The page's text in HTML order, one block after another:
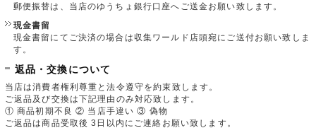
郵便振替は、当店のゆうちょ銀行口座へご送金お願い致します。
現金書留
現金書留にてご決済の場合は収集ワールド店頭宛にご送付お願い致しま
す。
返品・交換について
当店は消費者権利尊重と法令遵守を約束致します。
ご返品及び交換は下記理由のみ対応致します。
① 商品初期不良 ② 当店手違い ③ 偽物
ご返品は商品受取後 3日以内にご連絡お願い致します。